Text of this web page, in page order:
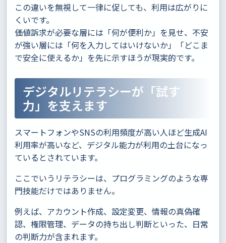
この違いを無視して一律に促しても、利用は広がりに
くいです。
価値訴求が必要な層には「何が便利か」を見せ、不安
が強い層には「何を入力してはいけないか」「どこま
で安全に使えるか」を先に示すほうが現実的です。
デジタルリテラシーが「試す
力」を支えます
スマートフォンやSNSの利用頻度が高い人ほど生成AI
利用率が高いなど、デジタル能力が利用の土台になっ
ているとされています。
ここでいうリテラシーは、プログラミングのような専
門技能だけではありません。
例えば、アカウント作成、設定変更、情報の真偽確
認、権限管理、データの持ち出し判断といった、日常
の判断力が含まれます。